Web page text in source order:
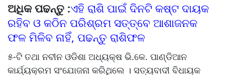
ଅଧିକ ପଢନ୍ତୁ :ଏହି ରାଶି ପାଇଁ ଦିନଟି କଷ୍ଟ ଦାୟକ
ରହିବ ଓ କଠିନ ପରିଶ୍ରମ ସତ୍ତ୍ବେ ଆଶାଜନକ
ଫଳ ମିଳିବ ନାହିଁ, ପଢନ୍ତୁ ରାଶିଫଳ
୫-ଟି ତଥା ନବୀନ ଓଡିଶା ଅଧ୍ୟକ୍ଷ ଭି.କେ. ପାଣ୍ଡିଆନ
କାର୍ଯ୍ୟକ୍ରମ ସଂଯୋଜନା କରିଥିଲେ । ସତ୍ୟବାଦୀ ବିଧାୟକ